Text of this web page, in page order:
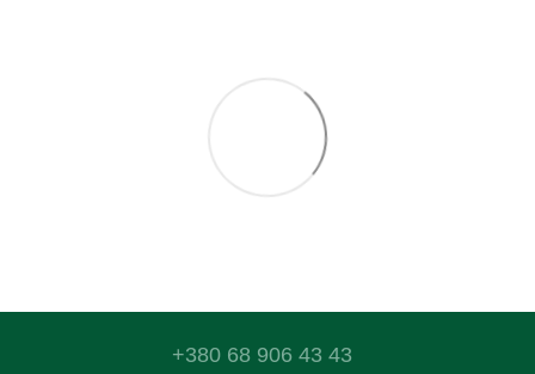
+380 68 906 43 43